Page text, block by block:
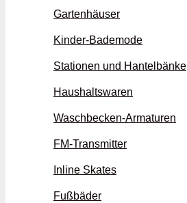
Gartenhäuser
Kinder-Bademode
Stationen und Hantelbänke
Haushaltswaren
Waschbecken-Armaturen
FM-Transmitter
Inline Skates
Fußbäder